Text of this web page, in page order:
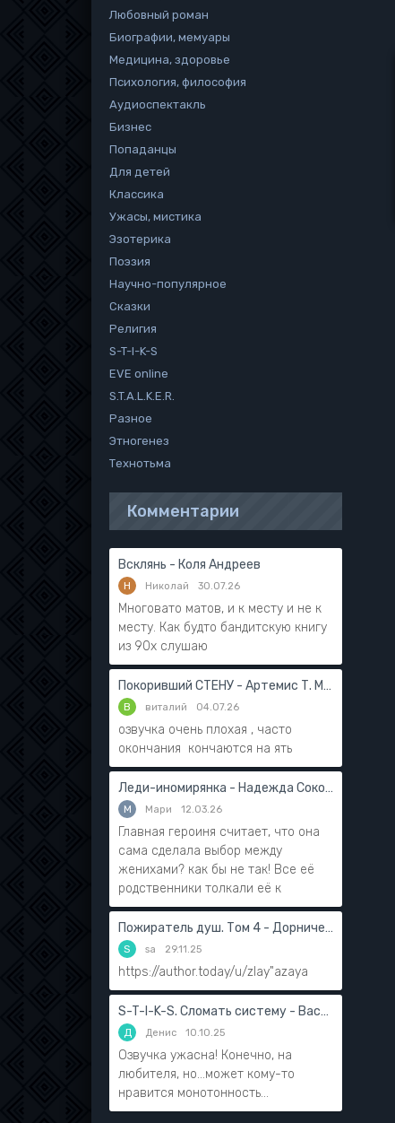
Любовный роман
Биографии, мемуары
Медицина, здоровье
Психология, философия
Аудиоспектакль
Бизнес
Попаданцы
Для детей
Классика
Ужасы, мистика
Эзотерика
Поэзия
Научно-популярное
Сказки
Религия
S-T-I-K-S
EVE online
S.T.A.L.K.E.R.
Разное
Этногенез
Технотьма
Комментарии
Всклянь - Коля Андреев
Н Николай 30.07.26
Многовато матов, и к месту и не к
месту. Как будто бандитскую книгу
из 90х слушаю
Покоривший СТЕНУ - Артемис Т. Мантикор
В виталий 04.07.26
озвучка очень плохая , часто
окончания кончаются на ять
Леди-иномирянка - Надежда Соколова
М Мари 12.03.26
Главная героиня считает, что она
сама сделала выбор между
женихами? как бы не так! Все её
родственники толкали её к
Пожиратель душ. Том 4 - Дорничев Дмитрий
S sa 29.11.25
https://author.today/u/zlay"azaya
S-T-I-K-S. Сломать систему - Василий Мушинский
Д Денис 10.10.25
Озвучка ужасна! Конечно, на
любителя, но...может кому-то
нравится монотонность...